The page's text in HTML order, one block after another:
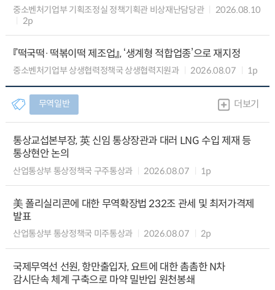
중소벤처기업부 기획조정실 정책기획관 비상재난담당관
2026.08.10
2p
『떡국떡·떡볶이떡 제조업』, ‘생계형 적합업종’으로 재지정
중소벤처기업부 상생협력정책국 상생협력지원과 2026.08.07 1p
무역일반 더보기
통상교섭본부장, 英 신임 통상장관과 대러 LNG 수입 제재 등
통상현안 논의
산업통상부 통상정책국 구주통상과 2026.08.07 1p
美 폴리실리콘에 대한 무역확장법 232조 관세 및 최저가격제
발표
산업통상부 통상정책국 미주통상과 2026.08.07 2p
국제무역선 선원, 항만출입자, 요트에 대한 촘촘한 N차
감시단속 체계 구축으로 마약 밀반입 원천봉쇄